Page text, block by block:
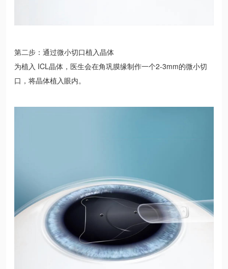
第二步：通过微小切口植入晶体
为植入 ICL晶体，医生会在角巩膜缘制作一个2-3mm的微小切
口，将晶体植入眼内。